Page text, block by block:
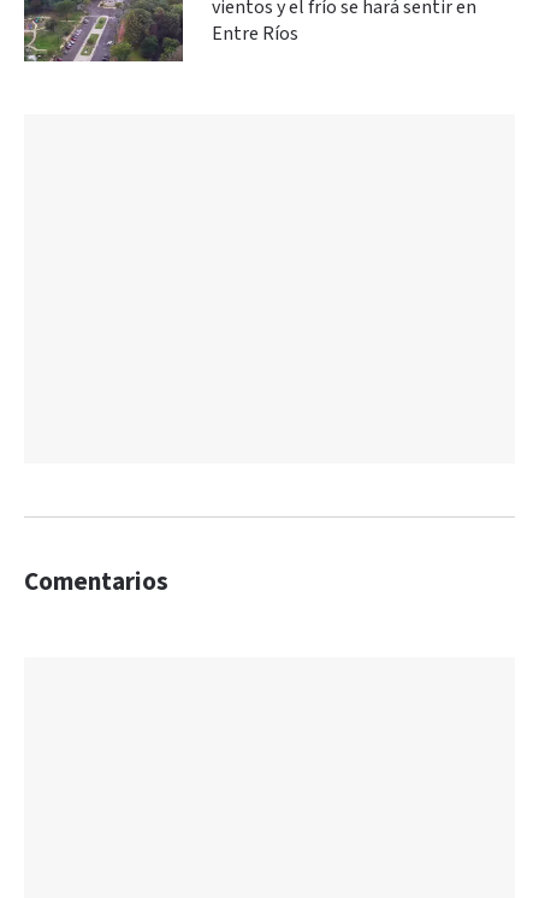
vientos y el frío se hará sentir en
Entre Ríos
Comentarios